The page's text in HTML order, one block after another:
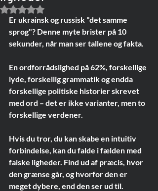
Bedømt til NaN ud af 5 stjerner.
Er ukrainsk og russisk "det samme
sprog"? Denne myte brister på 10
sekunder, når man ser tallene og fakta.
En ordforrådslighed på 62%, forskellige
lyde, forskellig grammatik og endda
forskellige politiske historier skrevet
med ord – det er ikke varianter, men to
forskellige verdener.
Hvis du tror, du kan skabe en intuitiv
forbindelse, kan du falde i fælden med
falske ligheder. Find ud af præcis, hvor
den grænse går, og hvorfor den er
meget dybere, end den ser ud til.